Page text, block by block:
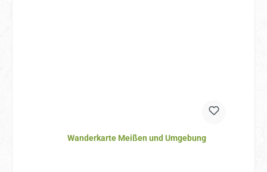
Wanderkarte Meißen und Umgebung